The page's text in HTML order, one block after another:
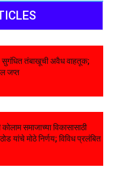
सुगंधित तंबाखूची अवैध वाहतूक;
जप्त
समाजाच्या विकासासाठी
यांचे मोठे निर्णय; विविध प्रलंबित